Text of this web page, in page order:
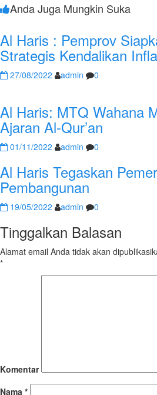
Anda Juga Mungkin Suka
Al Haris : Pemprov
Strategis Kendalikan
27/08/2022 admin 0
Al Haris: MTQ Wahana
Ajaran Al-Qur’an
01/11/2022 admin 0
Al Haris Tegaskan
Pembangunan
19/05/2022 admin 0
Tinggalkan Balasan
Alamat email Anda tidak akan
*
Komentar
Nama *